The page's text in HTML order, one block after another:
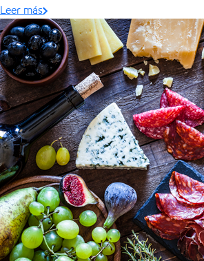
Leer más